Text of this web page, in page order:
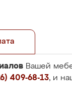
Вашей
409-68-13, и